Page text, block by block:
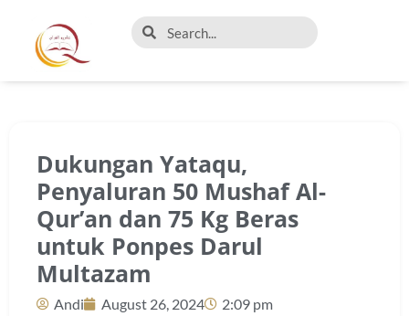
Dukungan Yataqu,
Penyaluran 50 Mushaf Al-
Qur’an dan 75 Kg Beras
untuk Ponpes Darul
Multazam
Andi August 26, 2024
2:09 pm